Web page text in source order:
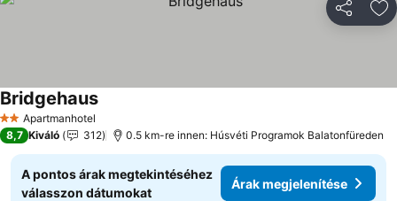
2 Kategória
Apartmanhotel
BridgehausÁrak megjelenítése
8,7 Kiváló 312 0.5 km-re innen: Húsvéti Programok Balatonfüreden
A pontos árak megtekintéséhez
válasszon dátumokat
Árak megjelenítése